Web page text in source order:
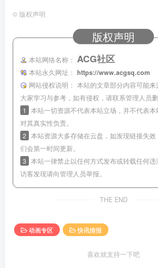
© 版权声明
版权声明
本站网络名称： ACG社区
本站永久网址：
https://www.acgsq.com
网站侵权说明： 本站的文章部分内容可能
大家学习与参考，如有侵权，请联系管理人员删
1
本站一切资源不代表本站立场，并不代表
对其真实性负责。
2 本站资源大多存储在云盘，如发现链接失
们会第一时间更新。
3 本站一律禁止以任何方式发布或转载任何违
访客发现请向管理人员举报。
THE END
动画专区 快讯情报
喜欢就支持一下吧